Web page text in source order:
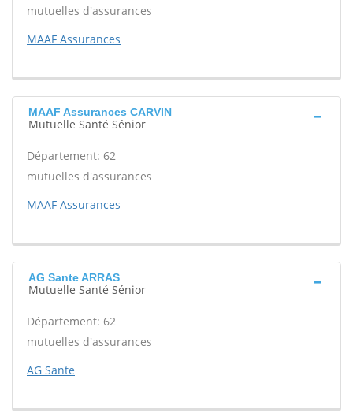
mutuelles d'assurances
MAAF Assurances
MAAF Assurances CARVIN
Mutuelle Santé Sénior
Département: 62
mutuelles d'assurances
MAAF Assurances
AG Sante ARRAS
Mutuelle Santé Sénior
Département: 62
mutuelles d'assurances
AG Sante